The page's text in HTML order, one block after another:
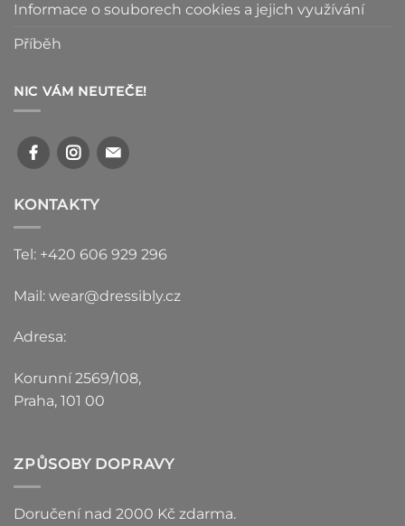
Informace o souborech cookies a jejich využívání
Příběh
NIC VÁM NEUTEČE!
KONTAKTY
Tel: +420 606 929 296
Mail: wear@dressibly.cz
Adresa:
Korunní 2569/108,
Praha, 101 00
ZPŮSOBY DOPRAVY
Doručení nad 2000 Kč zdarma.